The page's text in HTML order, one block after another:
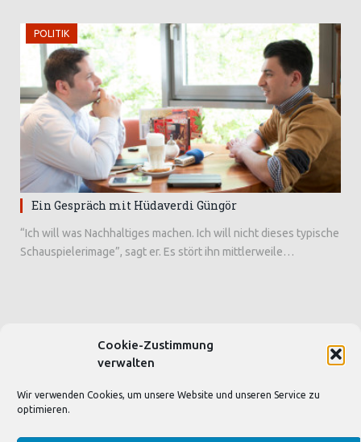
Cookie-Zustimmung
verwalten
Wir verwenden Cookies, um unsere Website und unseren Service zu
optimieren.
POLITIK
Ein Gespräch mit Hüdaverdi Güngör
“Ich will was Nachhaltiges machen. Ich will nicht dieses typische
Schauspielerimage”, sagt er. Es stört ihn mittlerweile…
SEITEN & BLOGS
Deutsch-Türkisches Journal
Angela Gädes blog